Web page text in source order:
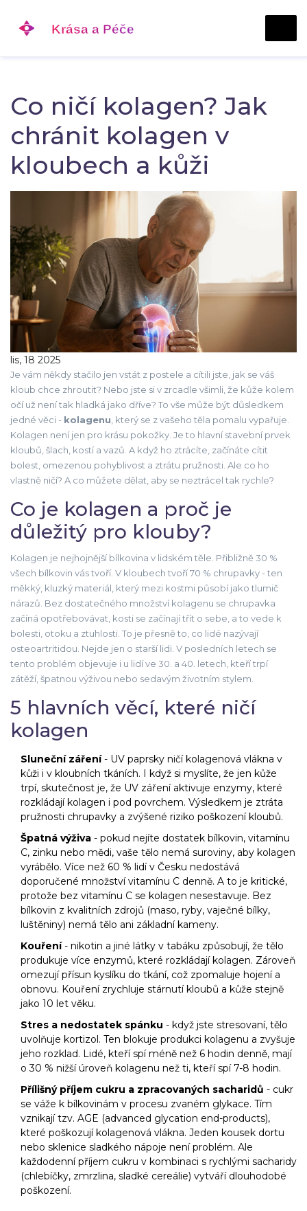
Co ničí kolagen? Jak
chránit kolagen v
kloubech a kůži
lis, 18 2025
Je vám někdy stačilo jen vstát z postele a cítili jste, jak se váš
kloub chce zhroutit? Nebo jste si v zrcadle všimli, že kůže kolem
očí už není tak hladká jako dříve? To vše může být důsledkem
jedné věci - kolagenu , který se z vašeho těla pomalu vypařuje.
Kolagen není jen pro krásu pokožky. Je to hlavní stavební prvek
kloubů, šlach, kostí a vazů. A když ho ztrácíte, začínáte cítit
bolest, omezenou pohyblivost a ztrátu pružnosti. Ale co ho
vlastně ničí? A co můžete dělat, aby se neztrácel tak rychle?
Co je kolagen a proč je
důležitý pro klouby?
Kolagen je nejhojnější bílkovina v lidském těle. Přibližně 30 %
všech bílkovin vás tvoří. V kloubech tvoří 70 % chrupavky - ten
měkký, kluzký materiál, který mezi kostmi působí jako tlumič
nárazů. Bez dostatečného množství kolagenu se chrupavka
začíná opotřebovávat, kosti se začínají třít o sebe, a to vede k
bolesti, otoku a ztuhlosti. To je přesně to, co lidé nazývají
osteoartritidou. Nejde jen o starší lidi. V posledních letech se
tento problém objevuje i u lidí ve 30. a 40. letech, kteří trpí
zátěží, špatnou výživou nebo sedavým životním stylem.
5 hlavních věcí, které ničí
kolagen
Sluneční záření- UV paprsky ničí kolagenová vlákna v
kůži i v kloubních tkáních. I když si myslíte, že jen kůže
trpí, skutečnost je, že UV záření aktivuje enzymy, které
rozkládají kolagen i pod povrchem. Výsledkem je ztráta
pružnosti chrupavky a zvýšené riziko poškození kloubů.
Špatná výživa - pokud nejíte dostatek bílkovin, vitamínu
C, zinku nebo mědi, vaše tělo nemá suroviny, aby kolagen
vyrábělo. Více než 60 % lidí v Česku nedostává
doporučené množství vitamínu C denně. A to je kritické,
protože bez vitamínu C se kolagen nesestavuje. Bez
bílkovin z kvalitních zdrojů (maso, ryby, vaječné bílky,
luštěniny) nemá tělo ani základní kameny.
Kouření- nikotin a jiné látky v tabáku způsobují, že tělo
produkuje více enzymů, které rozkládají kolagen. Zároveň
omezují přísun kyslíku do tkání, což zpomaluje hojení a
obnovu. Kouření zrychluje stárnutí kloubů a kůže stejně
jako 10 let věku.
Stres a nedostatek spánku - když jste stresovaní, tělo
uvolňuje kortizol. Ten blokuje produkci kolagenu a zvyšuje
jeho rozklad. Lidé, kteří spí méně než 6 hodin denně, mají
o 30 % nižší úroveň kolagenu než ti, kteří spí 7-8 hodin.
Přílišný příjem cukru a zpracovaných sacharidů - cukr
se váže k bílkovinám v procesu zvaném glykace. Tím
vznikají tzv. AGE (advanced glycation end-products),
které poškozují kolagenová vlákna. Jeden kousek dortu
nebo sklenice sladkého nápoje není problém. Ale
každodenní příjem cukru v kombinaci s rychlými sacharidy
(chlebíčky, zmrzlina, sladké cereálie) vytváří dlouhodobé
poškození.